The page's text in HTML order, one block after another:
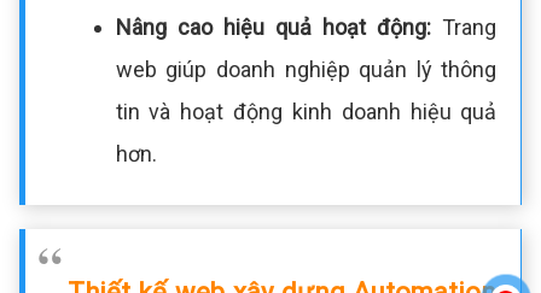
Nâng cao hiệu quả hoạt động: Trang
web giúp doanh nghiệp quản lý thông
tin và hoạt động kinh doanh hiệu quả
hơn.